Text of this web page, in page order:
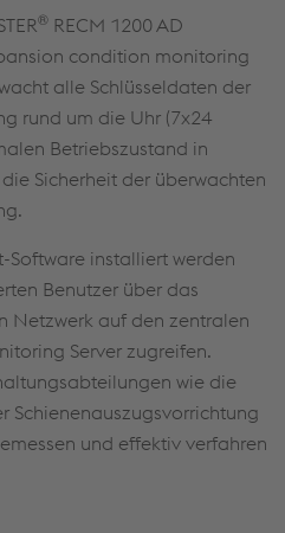
® RECM 1200 AD
condition monitoring
alle Schlüsseldaten der
rund um die Uhr (7x24
Betriebszustand in
Sicherheit der überwachten
Software installiert werden
Benutzer über das
Netzwerk auf den zentralen
Server zugreifen.
wie die
Schienenauszugsvorrichtung
und effektiv verfahren